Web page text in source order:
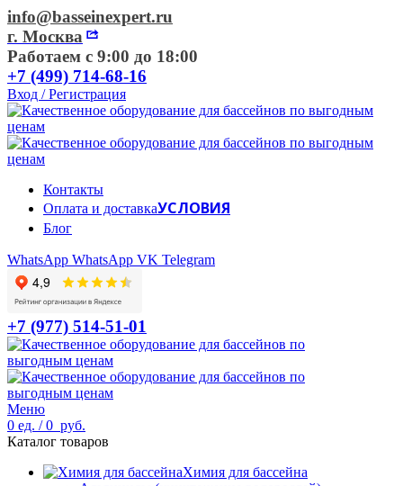
info@basseinexpert.ru
г. Москва
Работаем с 9:00 до 18:00
+7 (499) 714-68-16
Вход / Регистрация
Контакты
Оплата и доставкаУСЛОВИЯ
Блог
WhatsApp WhatsApp VK Telegram
+7 (977) 514-51-01
Меню
0 ед. / 0 руб.
Каталог товаров
Химия для бассейна